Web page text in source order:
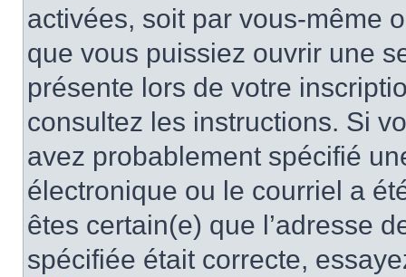
activées, soit par vous-même
que vous puissiez ouvrir une
présente lors de votre
consultez les instructions. Si
avez probablement spécifié
électronique ou le courriel a
êtes certain(e) que l’adresse
spécifiée était correcte,